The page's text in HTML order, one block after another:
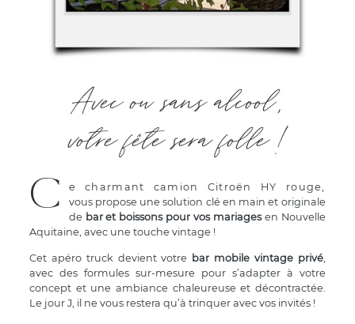
Avec ou sans alcool,
votre fête sera folle !
C
e charmant camion Citroën HY rouge,
vous propose une solution clé en main et originale
de bar et boissons pour vos mariages en Nouvelle
Aquitaine, avec une touche vintage !
Cet apéro truck devient votre bar mobile vintage privé,
avec des formules sur-mesure pour s’adapter à votre
concept et une ambiance chaleureuse et décontractée.
Le jour J, il ne vous restera qu’à trinquer avec vos invités !